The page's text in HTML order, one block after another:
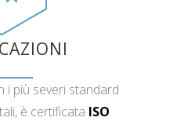
i più severi standard
è certificata ISO